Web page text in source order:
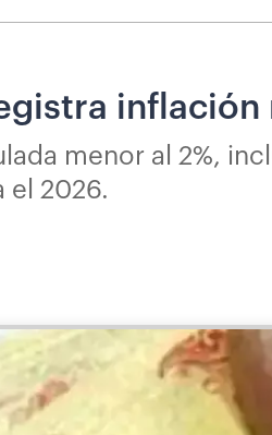
menor al 2%,
el 2026.